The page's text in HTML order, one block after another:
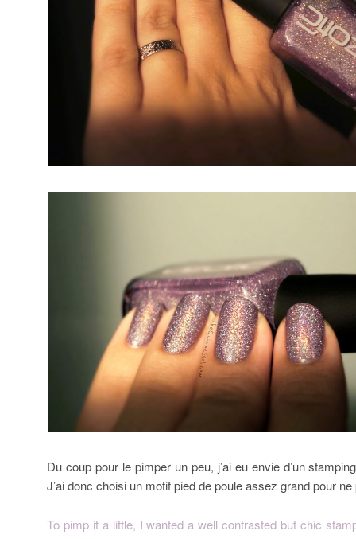
Du coup pour le pimper un peu, j’ai eu envie d’un
J’ai donc choisi un motif pied de poule assez grand pour
To pimp it a little, I wanted a well contrasted but chic